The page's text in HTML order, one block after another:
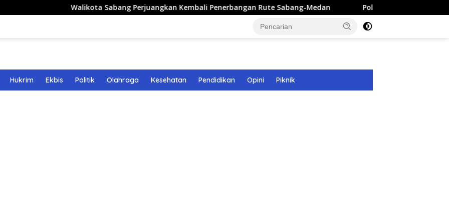
Walikota Sabang Perjuangkan Kembali Penerbangan Rute Sabang-Medan Polri Bangun 40 Titik Sumur Bor untuk
Hukrim Ekbis Politik Olahraga Kesehatan Pendidikan Opini Piknik